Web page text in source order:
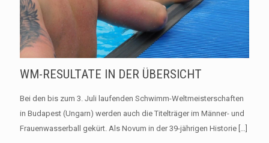
WM-RESULTATE IN DER ÜBERSICHT
Bei den bis zum 3. Juli laufenden Schwimm-Weltmeisterschaften
in Budapest (Ungarn) werden auch die Titelträger im Männer- und
Frauenwasserball gekürt. Als Novum in der 39-jährigen Historie […]